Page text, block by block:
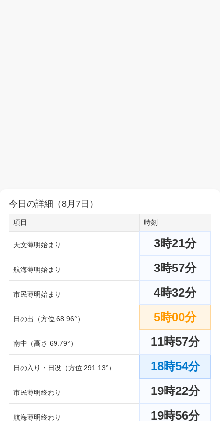
今日の詳細（8月7日）
項目 時刻
天文薄明始まり 3時21分
航海薄明始まり 3時57分
市民薄明始まり 4時32分
日の出（方位 68.96°） 5時00分
南中（高さ 69.79°） 11時57分
日の入り・日没（方位 291.13°） 18時54分
市民薄明終わり 19時22分
航海薄明終わり 19時56分